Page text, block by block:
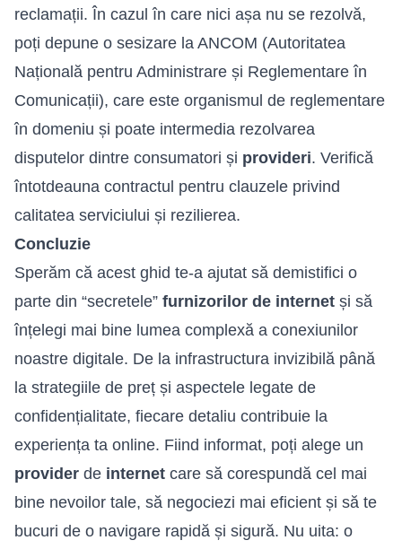
reclamații. În cazul în care nici așa nu se rezolvă,
poți depune o sesizare la ANCOM (Autoritatea
Națională pentru Administrare și Reglementare în
Comunicații), care este organismul de reglementare
în domeniu și poate intermedia rezolvarea
disputelor dintre consumatori și provideri. Verifică
întotdeauna contractul pentru clauzele privind
calitatea serviciului și rezilierea.
Concluzie
Sperăm că acest ghid te-a ajutat să demistifici o
parte din “secretele” furnizorilor de internet și să
înțelegi mai bine lumea complexă a conexiunilor
noastre digitale. De la infrastructura invizibilă până
la strategiile de preț și aspectele legate de
confidențialitate, fiecare detaliu contribuie la
experiența ta online. Fiind informat, poți alege un
provider de internet care să corespundă cel mai
bine nevoilor tale, să negociezi mai eficient și să te
bucuri de o navigare rapidă și sigură. Nu uita: o